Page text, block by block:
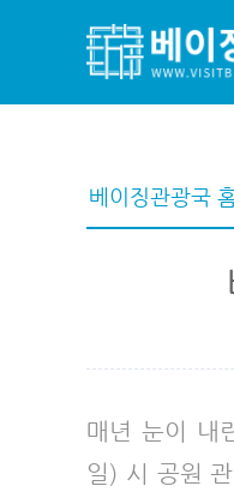
베이징관광국
매년 눈이 내
일) 시 공원